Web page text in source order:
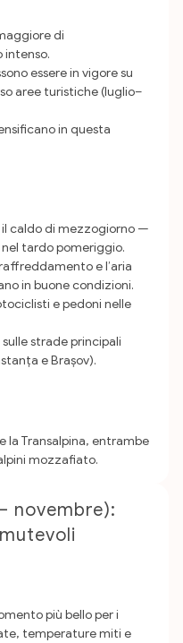
di
intenso.
essere in vigore su
aree turistiche (luglio–
in questa
caldo di mezzogiorno —
tardo pomeriggio.
e l’aria
in buone condizioni.
e pedoni nelle
strade principali
e Brașov).
e la Transalpina, entrambe
mozzafiato.
novembre):
più bello per i
temperature miti e